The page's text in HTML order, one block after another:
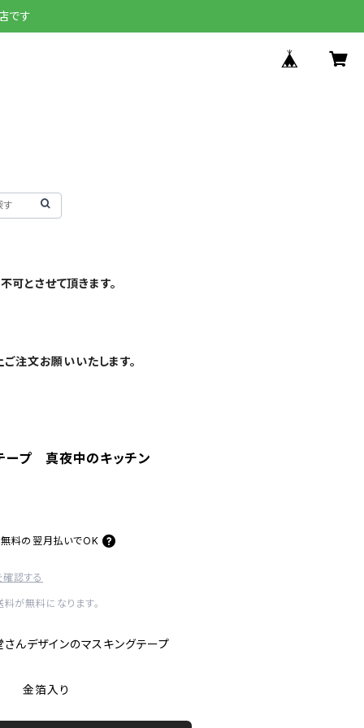
です
とさせて頂きます。
注文お願いいたします。
ープ 真夜中のキッチン
料の 翌月払いでOK
認する
が無料になります。
さんデザインのマスキングテープ
金箔入り